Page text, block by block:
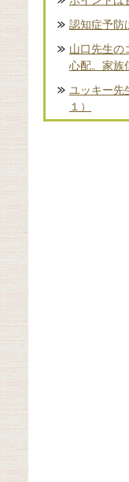
認知症予防
山口先生
心配。家族
ユッキー
１）